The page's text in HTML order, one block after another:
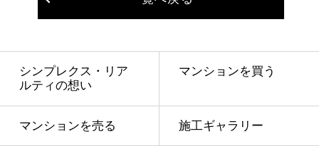
シンプレクス・リア
ルティの想い
マンションを買う
マンションを売る 施工ギャラリー